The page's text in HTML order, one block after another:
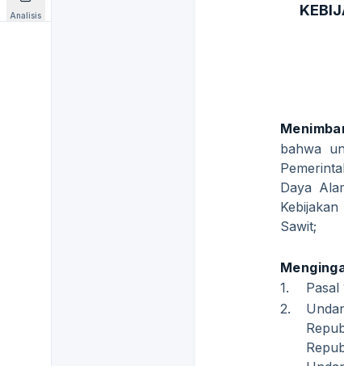
Analisis
bahwa
Daya
Sawit;
1.
2.